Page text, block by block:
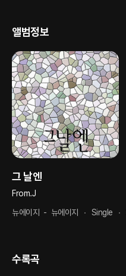
앨범정보
그 날엔
From.J
뉴에이지
- 뉴에이지 Single
수록곡